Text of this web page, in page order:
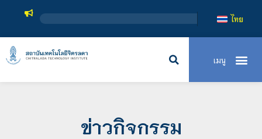
สถาบันเทคโน
ไทย
ข่าวกิจกรรม